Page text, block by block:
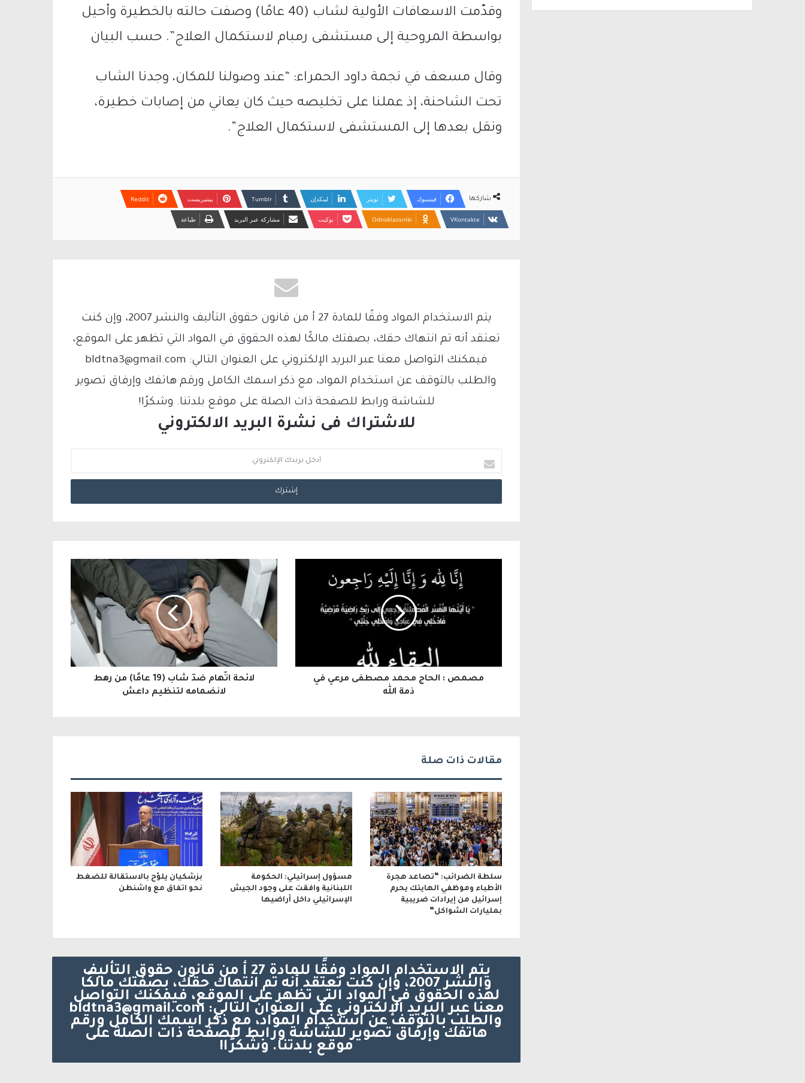
وقدّمت الاسعافات الأولية لشاب (40 عامًا) وصفت حالته بالخطيرة وأحيل
بواسطة المروحية إلى مستشفى رمبام لاستكمال العلاج”. حسب البيان
وقال مسعف في نجمة داود الحمراء: “عند وصولنا للمكان، وجدنا الشاب
تحت الشاحنة، إذ عملنا على تخليصه حيث كان يعاني من إصابات خطيرة،
ونقل بعدها إلى المستشفى لاستكمال العلاج”.
شاركها فيسبوك تويتر لينكدإن بينتيريست
Odnoklassniki بوكيت مشاركة عبر البريد طباعة
يتم الاستخدام المواد وفقًا للمادة 27 أ من قانون حقوق التأليف والنشر 2007، وإن كنت
تعتقد أنه تم انتهاك حقك، بصفتك مالكًا لهذه الحقوق في المواد التي تظهر على الموقع،
فيمكنك التواصل معنا عبر البريد الإلكتروني على العنوان التالي: bldtna3@gmail.com
والطلب بالتوقف عن استخدام المواد، مع ذكر اسمك الكامل ورقم هاتفك وإرفاق تصوير
للشاشة ورابط للصفحة ذات الصلة على موقع بلدتنا. وشكرًا!
للاشتراك فى نشرة البريد الالكتروني
د
خ
ل
ب
ل
و
ن
ي
مصمص : الحاج محمد مصطفى مرعي في
ذمة الله
لائحة اتّهام ضدّ شاب (19 عامًا) من رهط
لانضمامه لتنظيم داعش
مقالات ذات صلة
سلطة الضرائب: “تصاعد هجرة
الأطباء وموظفي الهايتك يحرم
إسرائيل من إيرادات ضريبية
بمليارات الشواكل”
مسؤول إسرائيلي: الحكومة
اللبنانية وافقت على وجود الجيش
الإسرائيلي داخل أراضيها
بزشكيان يلوّح بالاستقالة للضغط
نحو اتفاق مع واشنطن
يتم الاستخدام المواد وفقًا للمادة 27 أ من قانون حقوق التأليف
والنشر 2007، وإن كنت تعتقد أنه تم انتهاك حقك، بصفتك مالكًا
لهذه الحقوق في المواد التي تظهر على الموقع، فيمكنك التواصل
معنا عبر البريد الإلكتروني على العنوان التالي: bldtna3@gmail.com
والطلب بالتوقف عن استخدام المواد، مع ذكر اسمك الكامل ورقم
هاتفك وإرفاق تصوير للشاشة ورابط للصفحة ذات الصلة على
موقع بلدتنا. وشكرًا!